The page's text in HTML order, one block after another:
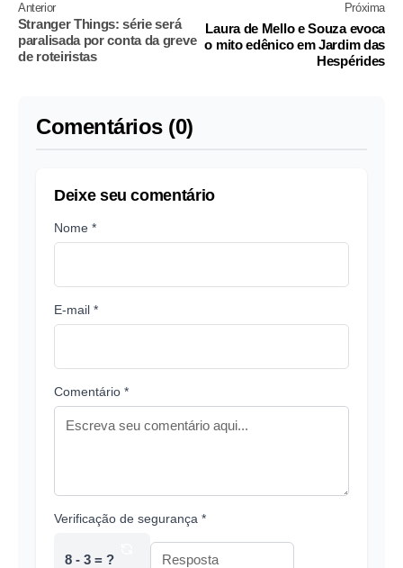
Anterior
Stranger Things: série será
paralisada por conta da greve
de roteiristas
Próxima
Laura de Mello e Souza evoca
o mito edênico em Jardim das
Hespérides
Comentários (0)
Deixe seu comentário
Nome *
E-mail *
Comentário *
Verificação de segurança *
8 - 3 = ?